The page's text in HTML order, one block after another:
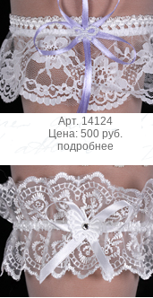
Арт. 14124
Цена: 500 руб.
подробнее